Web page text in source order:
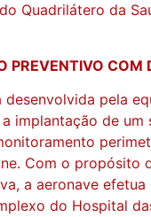
Quadrilátero da
PREVENTIVO COM
pela
implantação de um
Com o propósito
a aeronave efetua
do Hospital